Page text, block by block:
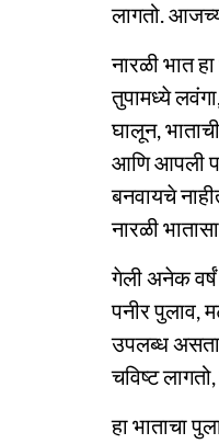
लागतो.
नारळी भात
तुपामध्ये
घालून,
आणि आपली
बनवायचे
नारळी
गेली अनेक वर्षं
पनीर पुलाव,
उपलब्ध
चविष्ट
हा भाताचा